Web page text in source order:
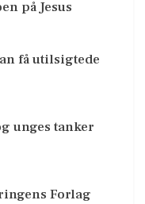
på Jesus
få utilsigtede
unges tanker
Forlag